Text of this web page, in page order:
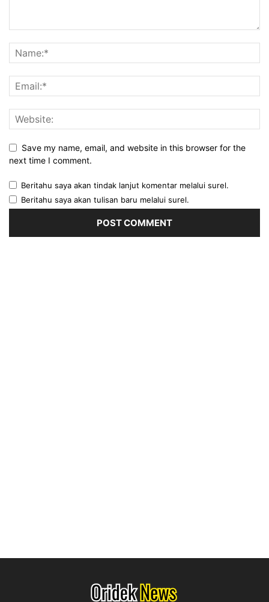
Save my name, email, and website in this browser for the
next time I comment.
Beritahu saya akan tindak lanjut komentar melalui surel.
Beritahu saya akan tulisan baru melalui surel.